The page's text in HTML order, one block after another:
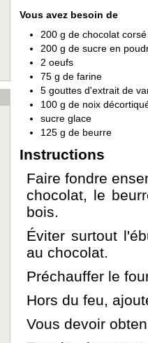
Vous avez besoin de
200 g de chocolat corsé
200 g de sucre en
2 oeufs
75 g de farine
5 gouttes d'extrait de
100 g de noix
sucre glace
125 g de beurre
Instructions
Faire fondre
chocolat, le
bois.
Éviter surtout
au chocolat.
Préchauffer le
Hors du feu,
Vous devoir